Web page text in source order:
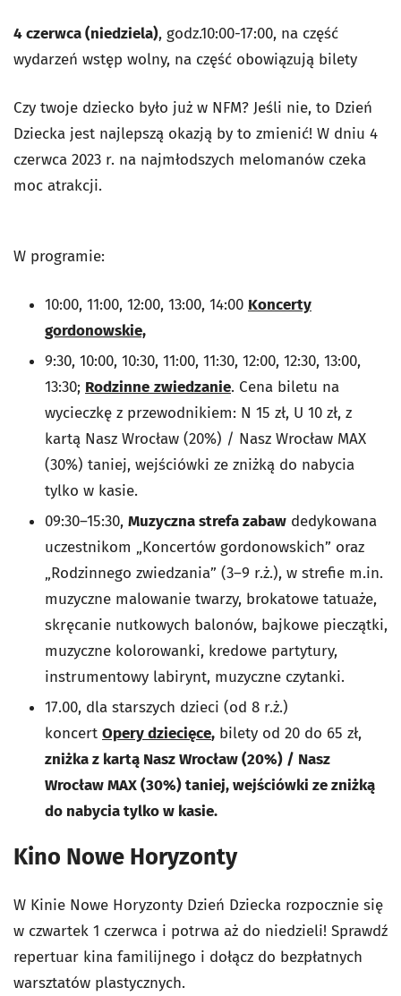
4 czerwca (niedziela), godz.10:00-17:00, na część
wydarzeń wstęp wolny, na część obowiązują bilety
Czy twoje dziecko było już w NFM? Jeśli nie, to Dzień
Dziecka jest najlepszą okazją by to zmienić! W dniu 4
czerwca 2023 r. na najmłodszych melomanów czeka
moc atrakcji.
W programie:
10:00, 11:00, 12:00, 13:00, 14:00 Koncerty
gordonowskie,
9:30, 10:00, 10:30, 11:00, 11:30, 12:00, 12:30, 13:00,
13:30; Rodzinne zwiedzanie. Cena biletu na
wycieczkę z przewodnikiem: N 15 zł, U 10 zł, z
kartą Nasz Wrocław (20%) / Nasz Wrocław MAX
(30%) taniej, wejściówki ze zniżką do nabycia
tylko w kasie.
09:30–15:30, Muzyczna strefa zabaw dedykowana
uczestnikom „Koncertów gordonowskich” oraz
„Rodzinnego zwiedzania” (3–9 r.ż.), w strefie m.in.
muzyczne malowanie twarzy, brokatowe tatuaże,
skręcanie nutkowych balonów, bajkowe pieczątki,
muzyczne kolorowanki, kredowe partytury,
instrumentowy labirynt, muzyczne czytanki.
17.00, dla starszych dzieci (od 8 r.ż.)
koncert Opery dziecięce, bilety od 20 do 65 zł,
zniżka z kartą Nasz Wrocław (20%) / Nasz
Wrocław MAX (30%) taniej, wejściówki ze zniżką
do nabycia tylko w kasie.
Kino Nowe Horyzonty
W Kinie Nowe Horyzonty Dzień Dziecka rozpocznie się
w czwartek 1 czerwca i potrwa aż do niedzieli! Sprawdź
repertuar kina familijnego i dołącz do bezpłatnych
warsztatów plastycznych.